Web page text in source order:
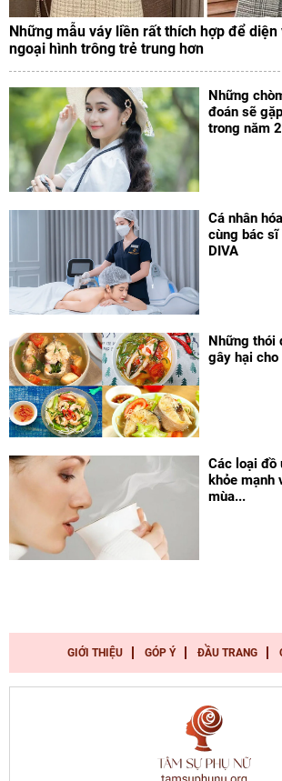
Những mẫu váy liền rất thích hợp để
ngoại hình trông trẻ trung hơn
Những
đoán sẽ
trong năm
Cá nhân
cùng bác
DIVA
Những thói
gây hại
Các loại đồ
khỏe mạnh
mùa...
GIỚI THIỆU GÓP Ý ĐẦU TRANG